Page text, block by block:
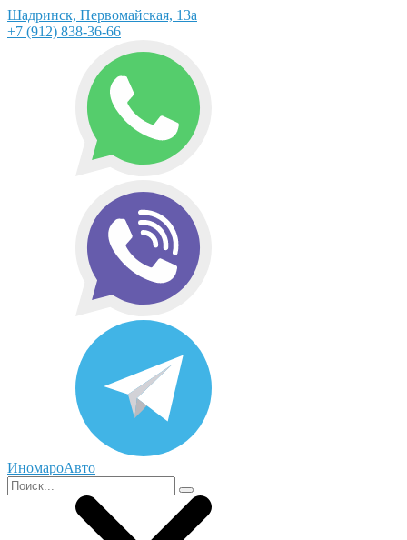
Шадринск, Первомайская, 13а
+7 (912) 838-36-66
ИномароАвто